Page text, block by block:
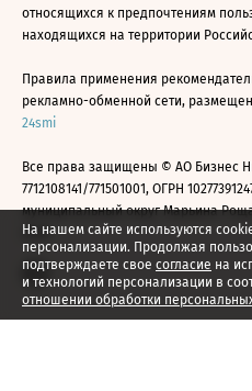
На нашем сайте используются
персонализации. Продолжая
подтверждаете свое согласие на
и технологий персонализации в
отношении обработки
относящихся к предпочтениям
находящихся на территории
Правила применения
рекламно-обменной сети,
24smi
Все права защищены © АО Бизнес
7712108141/771501001, ОГРН
муниципальный округ Марьина
2026